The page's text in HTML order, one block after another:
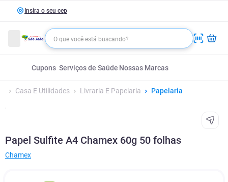
Insira o seu cep
Cupons Serviços de Saúde Nossas Marcas
Casa E Utilidades Livraria E Papelaria Papelaria
Papel Sulfite A4 Chamex 60g 50 folhas
Chamex